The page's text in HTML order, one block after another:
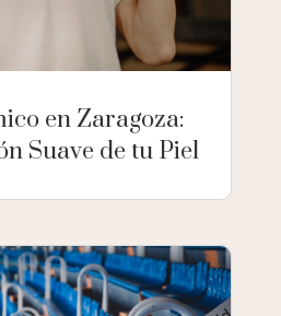
en Zaragoza:
Suave de tu Piel